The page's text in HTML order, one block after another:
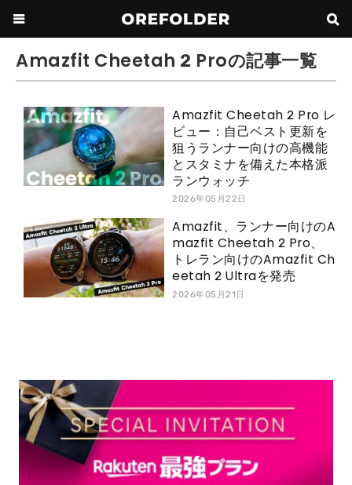
Amazfit Cheetah 2 Proの記事一覧
Amazfit Cheetah 2 Pro レ
ビュー：自己ベスト更新を
狙うランナー向けの高機能
とスタミナを備えた本格派
ランウォッチ
2026年05月22日
Amazfit、ランナー向けのA
mazfit Cheetah 2 Pro、
トレラン向けのAmazfit Ch
eetah 2 Ultraを発売
2026年05月21日